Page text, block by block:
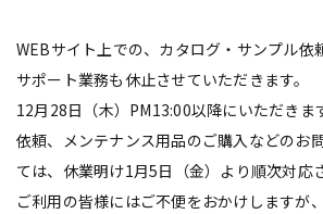
WEBサイト上での、カタログ・サンプル依
サポート業務も休止させていただきます。
12月28日（木）PM13:00以降にいただきま
依頼、メンテナンス用品のご購入などのお
ては、休業明け1月5日（金）より順次対応
ご利用の皆様にはご不便をおかけしますが